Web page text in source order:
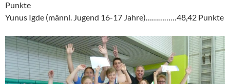
Punkte
Yunus Igde (männl. Jugend 16-17 Jahre)……………48,42 Punkte